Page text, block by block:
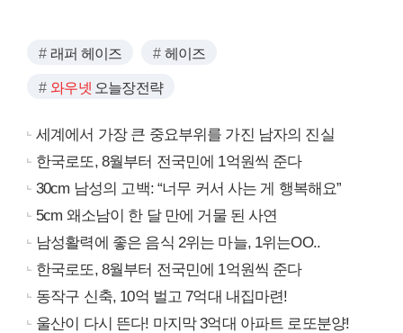
래퍼 헤이즈 헤이즈
와우넷 오늘장전략
세계에서 가장 큰 중요부위를 가진 남자의 진실
한국로또, 8월부터 전국민에 1억원씩 준다
30cm 남성의 고백: “너무 커서 사는 게 행복해요”
5cm 왜소남이 한 달 만에 거물 된 사연
남성활력에 좋은 음식 2위는 마늘, 1위는OO..
한국로또, 8월부터 전국민에 1억원씩 준다
동작구 신축, 10억 벌고 7억대 내집마련!
울산이 다시 뜬다! 마지막 3억대 아파트 로또분양!